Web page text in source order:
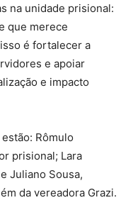
na unidade prisional:
que merece
é fortalecer a
e apoiar
e impacto
Rômulo
prisional; Lara
Juliano Sousa,
da vereadora Grazi.